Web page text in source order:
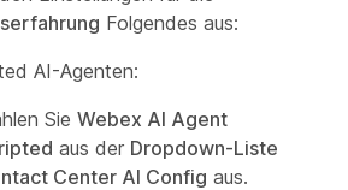
Folgendes aus:
AI-Agenten:
Sie Webex AI Agent
aus der Dropdown-Liste
Center AI Config aus.